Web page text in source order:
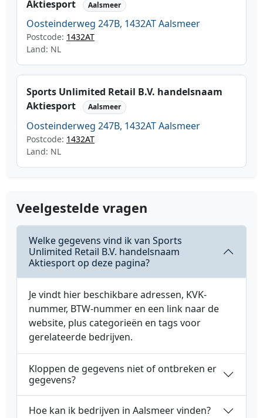
Aktiesport
Aalsmeer
Oosteinderweg 247B, 1432AT Aalsmeer
Postcode: 1432AT
Land: NL
Sports Unlimited Retail B.V. handelsnaam
Aktiesport
Aalsmeer
Oosteinderweg 247B, 1432AT Aalsmeer
Postcode: 1432AT
Land: NL
Veelgestelde vragen
Welke gegevens vind ik van Sports
Unlimited Retail B.V. handelsnaam
Aktiesport op deze pagina?
Je vindt hier beschikbare adressen, KVK-
nummer, BTW-nummer en een link naar de
website, plus categorieën en tags voor
gerelateerde bedrijven.
Kloppen de gegevens niet of ontbreken er
gegevens?
Hoe kan ik bedrijven in Aalsmeer vinden?